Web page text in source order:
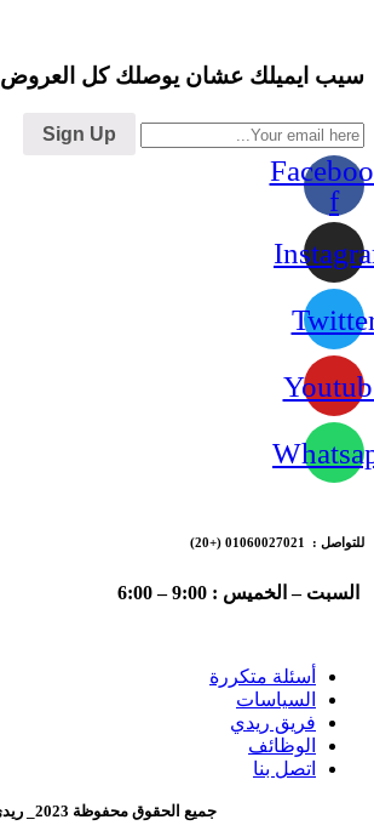
سيب ايميلك عشان يوصلك كل العروض
Sign Up
f
للتواصل : 01060027021 (+20)
السبت – الخميس : 9:00 – 6:00
أسئلة متكررة
السياسات
فريق ريدي
الوظائف
اتصل بنا
جميع الحقوق محفوظة 2023_ ريدي